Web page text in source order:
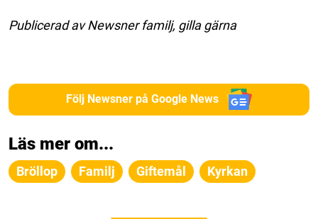
Publicerad av Newsner familj, gilla gärna
Följ Newsner på Google News
Läs mer om...
Bröllop Familj Giftemål Kyrkan